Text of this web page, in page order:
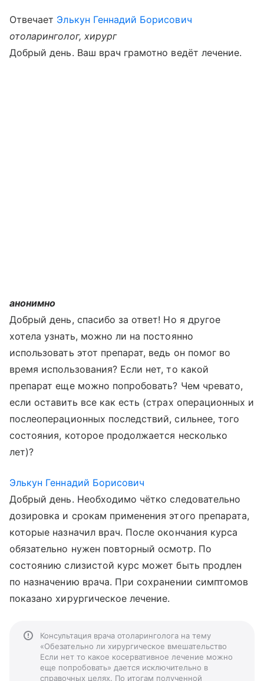
Отвечает Элькун Геннадий Борисович
отоларинголог, хирург
Добрый день. Ваш врач грамотно ведёт лечение.
анонимно
Добрый день, спасибо за ответ! Но я другое
хотела узнать, можно ли на постоянно
использовать этот препарат, ведь он помог во
время использования? Если нет, то какой
препарат еще можно попробовать? Чем чревато,
если оставить все как есть (страх операционных и
послеоперационных последствий, сильнее, того
состояния, которое продолжается несколько
лет)?
Элькун Геннадий Борисович
Добрый день. Необходимо чётко следовательно
дозировка и срокам применения этого препарата,
которые назначил врач. После окончания курса
обязательно нужен повторный осмотр. По
состоянию слизистой курс может быть продлен
по назначению врача. При сохранении симптомов
показано хирургическое лечение.
Консультация врача отоларинголога на тему
«Обезательно ли хирургическое вмешательство
Если нет то какое косервативное лечение можно
еще попробовать» дается исключительно в
справочных целях. По итогам полученной